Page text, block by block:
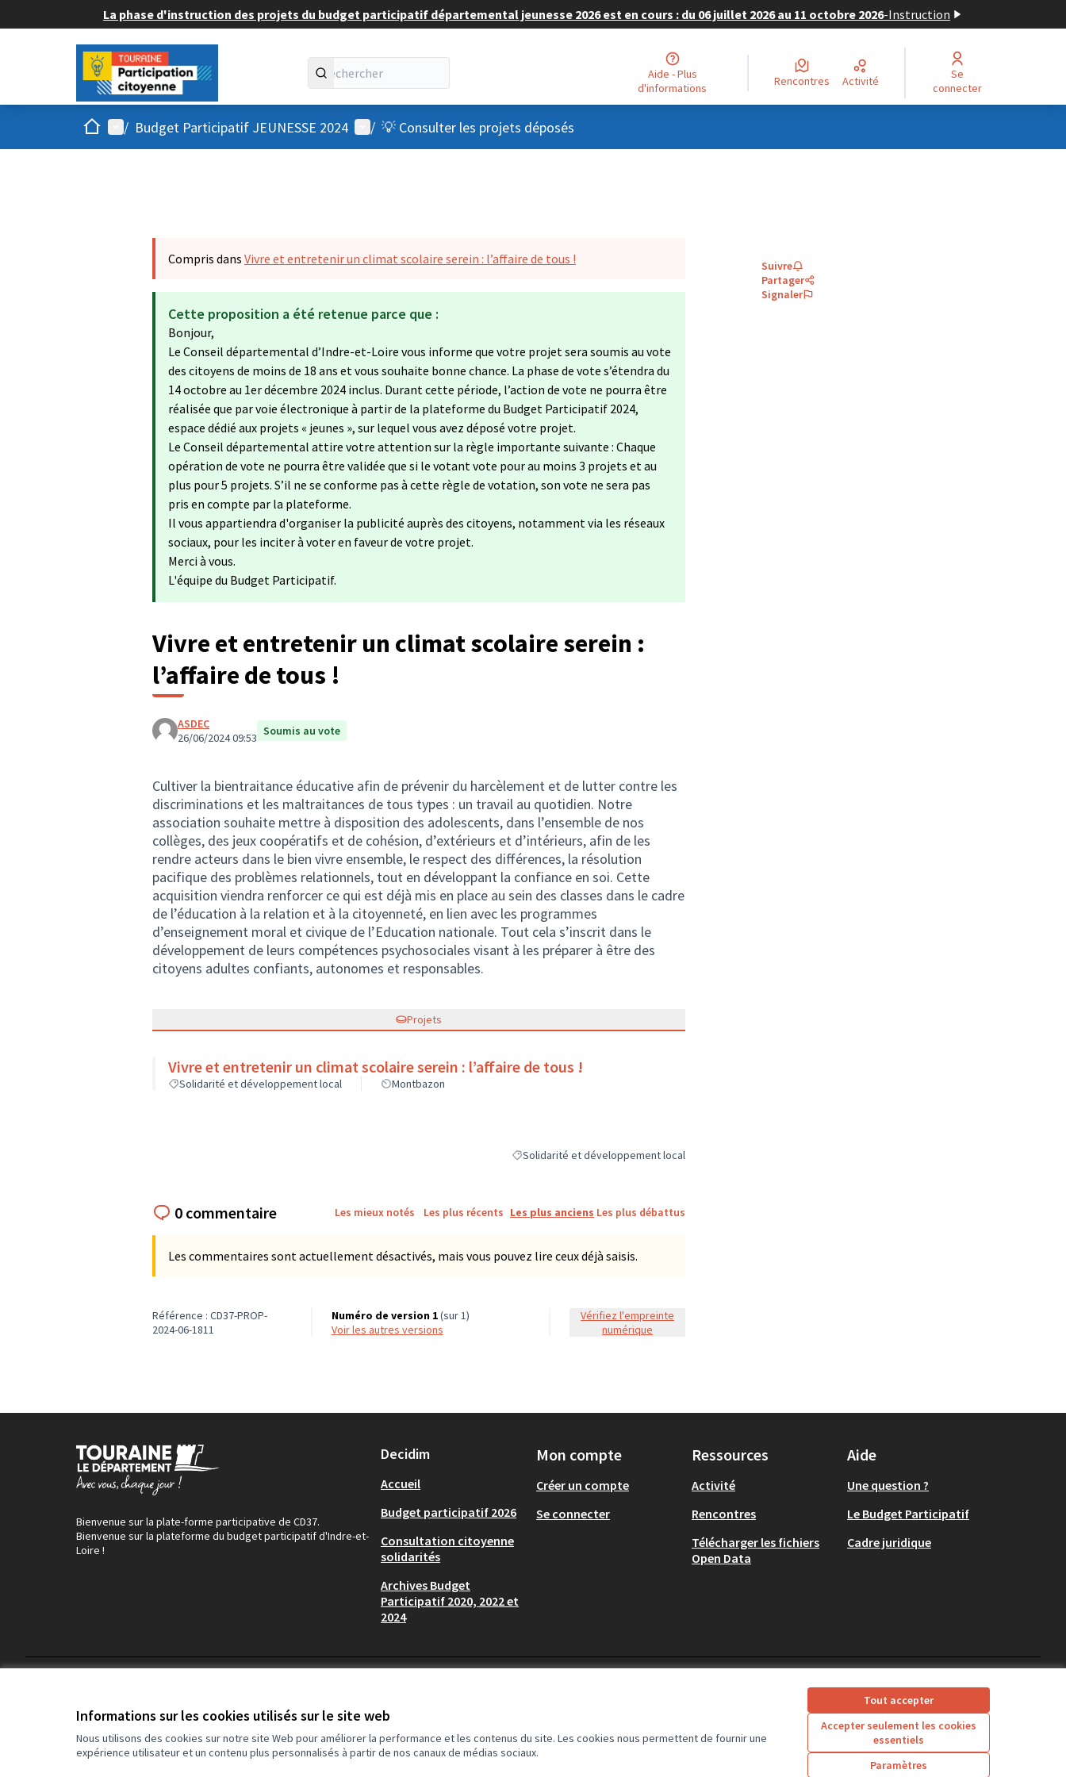
Informations sur les cookies utilisés sur le site web
Nous utilisons des cookies sur notre site Web pour améliorer la performance et les contenus du site. Les cookies nous permettent de fournir une
expérience utilisateur et un contenu plus personnalisés à partir de nos canaux de médias sociaux.
Tout accepter
Accepter seulement les cookies
essentiels
Paramètres
La phase d'instruction des projets du budget participatif départemental jeunesse 2026 est en cours : du 06 juillet 2026 au 11 octobre 2026-Instruction
Aide - Plus
d'informations
Rencontres Activité
Se
connecter
AccueilMenu principal
/ Budget Participatif JEUNESSE 2024 Menu utilisateur
/ 💡 Consulter les projets déposés
Compris dans Vivre et entretenir un climat scolaire serein : l’affaire de tous !
Cette proposition a été retenue parce que :
Bonjour,
Le Conseil départemental d’Indre-et-Loire vous informe que votre projet sera soumis au vote
des citoyens de moins de 18 ans et vous souhaite bonne chance. La phase de vote s’étendra du
14 octobre au 1er décembre 2024 inclus. Durant cette période, l’action de vote ne pourra être
réalisée que par voie électronique à partir de la plateforme du Budget Participatif 2024,
espace dédié aux projets « jeunes », sur lequel vous avez déposé votre projet.
Le Conseil départemental attire votre attention sur la règle importante suivante : Chaque
opération de vote ne pourra être validée que si le votant vote pour au moins 3 projets et au
plus pour 5 projets. S’il ne se conforme pas à cette règle de votation, son vote ne sera pas
pris en compte par la plateforme.
Il vous appartiendra d'organiser la publicité auprès des citoyens, notamment via les réseaux
sociaux, pour les inciter à voter en faveur de votre projet.
Merci à vous.
L'équipe du Budget Participatif.
Vivre et entretenir un climat scolaire serein :
l’affaire de tous !
ASDEC
26/06/2024 09:53 Soumis au vote
Cultiver la bientraitance éducative afin de prévenir du harcèlement et de lutter contre les
discriminations et les maltraitances de tous types : un travail au quotidien. Notre
association souhaite mettre à disposition des adolescents, dans l’ensemble de nos
collèges, des jeux coopératifs et de cohésion, d’extérieurs et d’intérieurs, afin de les
rendre acteurs dans le bien vivre ensemble, le respect des différences, la résolution
pacifique des problèmes relationnels, tout en développant la confiance en soi. Cette
acquisition viendra renforcer ce qui est déjà mis en place au sein des classes dans le cadre
de l’éducation à la relation et à la citoyenneté, en lien avec les programmes
d’enseignement moral et civique de l’Education nationale. Tout cela s’inscrit dans le
développement de leurs compétences psychosociales visant à les préparer à être des
citoyens adultes confiants, autonomes et responsables.
Projets
Vivre et entretenir un climat scolaire serein : l’affaire de tous !
Solidarité et développement local Montbazon
Filtrer les résultats de la catégorie : Solidarité et développement local
Solidarité et développement local
Suivre
Partager
Signaler
0 commentaire Les mieux notés Les plus récents Les plus anciens Les plus débattus
Les commentaires sont actuellement désactivés, mais vous pouvez lire ceux déjà saisis.
Référence : CD37-PROP-
2024-06-1811
Numéro de version 1(sur 1)
voir les autres versions
Vérifiez l'empreinte
numérique
Bienvenue sur la plate-forme participative de CD37.
Bienvenue sur la plateforme du budget participatif d'Indre-et-
Loire !
Decidim
Accueil
Budget participatif 2026
Consultation citoyenne
solidarités
Archives Budget
Participatif 2020, 2022 et
2024
Mon compte
Créer un compte
Se connecter
Ressources
Activité
Rencontres
Télécharger les fichiers
Open Data
Aide
Une question ?
Le Budget Participatif
Cadre juridique
(Lien externe)
(Lien externe)(Lien externe)(Lien externe)
Licence Creative
(Lien externe)